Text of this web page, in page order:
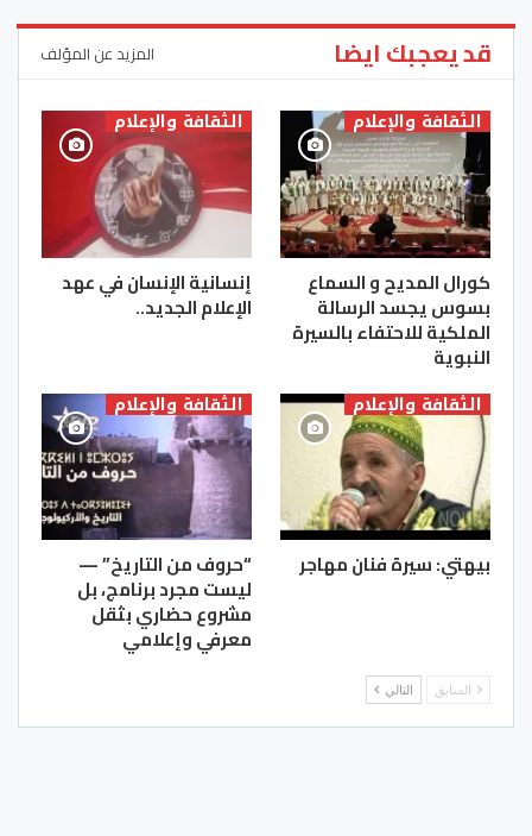
قد يعجبك ايضا المزيد عن المؤلف
الثقافة والإعلام
كورال المديح و السماع
بسوس يجسد الرسالة
الملكية للاحتفاء بالسيرة
النبوية
الثقافة والإعلام
إنسانية الإنسان في عهد
الإعلام الجديد..
الثقافة والإعلام
بيهتي: سيرة فنان مهاجر
الثقافة والإعلام
“حروف من التاريخ” —
ليست مجرد برنامج، بل
مشروع حضاري بثقل
معرفي وإعلامي
السابق التالي